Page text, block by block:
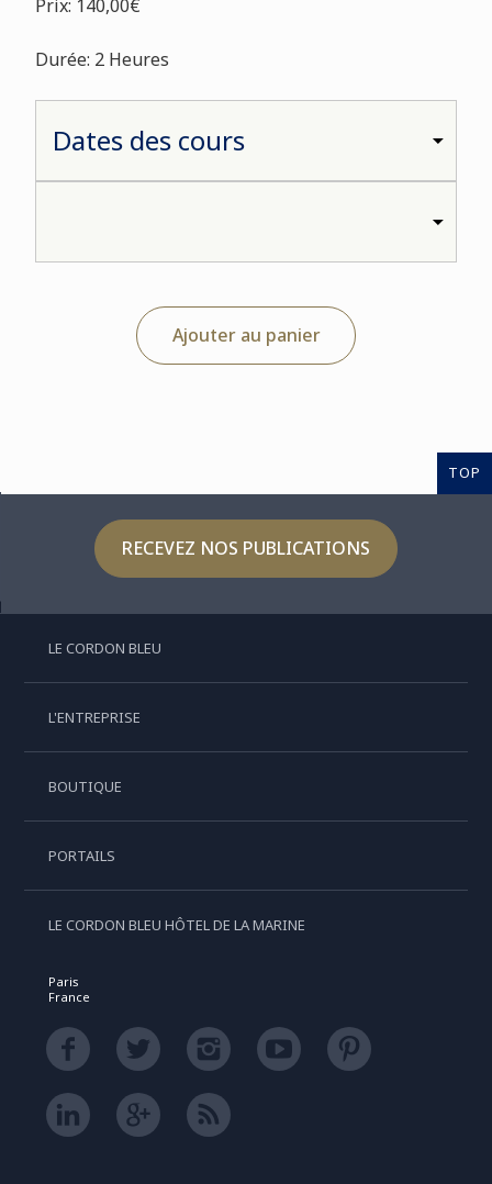
Prix: 140,00€
Durée: 2 Heures
Ajouter au panier
TOP
RECEVEZ NOS PUBLICATIONS
LE CORDON BLEU
L'ENTREPRISE
BOUTIQUE
PORTAILS
LE CORDON BLEU HÔTEL DE LA MARINE
Paris
France